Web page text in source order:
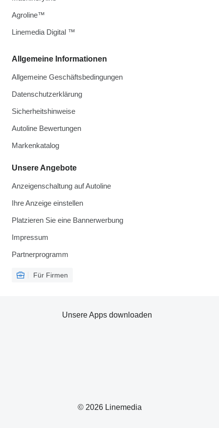
Allgemeine Informationen
Allgemeine Geschäftsbedingungen
Datenschutzerklärung
Sicherheitshinweise
Autoline Bewertungen
Markenkatalog
Unsere Angebote
Anzeigenschaltung auf Autoline
Ihre Anzeige einstellen
Platzieren Sie eine Bannerwerbung
Impressum
Partnerprogramm
Für Firmen
Agroline™
Linemedia Digital ™
© 2026 Linemedia
Unsere Apps downloaden